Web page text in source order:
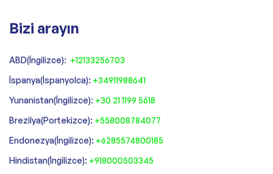
Bizi arayın
ABD(İngilizce): +12133256703
İspanya(İspanyolca): +34911988641
‍Yunanistan(İngilizce): +30 21 1199 5618
‍Brezilya(Portekizce): +558008784077‍
‍Endonezya(İngilizce): +6285574800185
Hindistan(İngilizce): +918000503345